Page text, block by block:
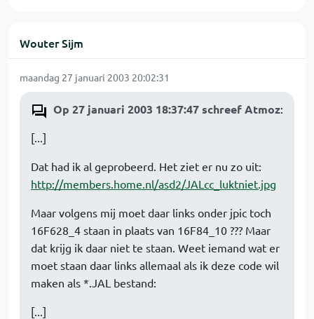
Wouter Sijm
maandag 27 januari 2003 20:02:31
Op 27 januari 2003 18:37:47 schreef Atmoz:
[...]
Dat had ik al geprobeerd. Het ziet er nu zo uit:
http://members.home.nl/asd2/JALcc_luktniet.jpg
Maar volgens mij moet daar links onder jpic toch
16F628_4 staan in plaats van 16F84_10 ??? Maar
dat krijg ik daar niet te staan. Weet iemand wat er
moet staan daar links allemaal als ik deze code wil
maken als *.JAL bestand:
[...]